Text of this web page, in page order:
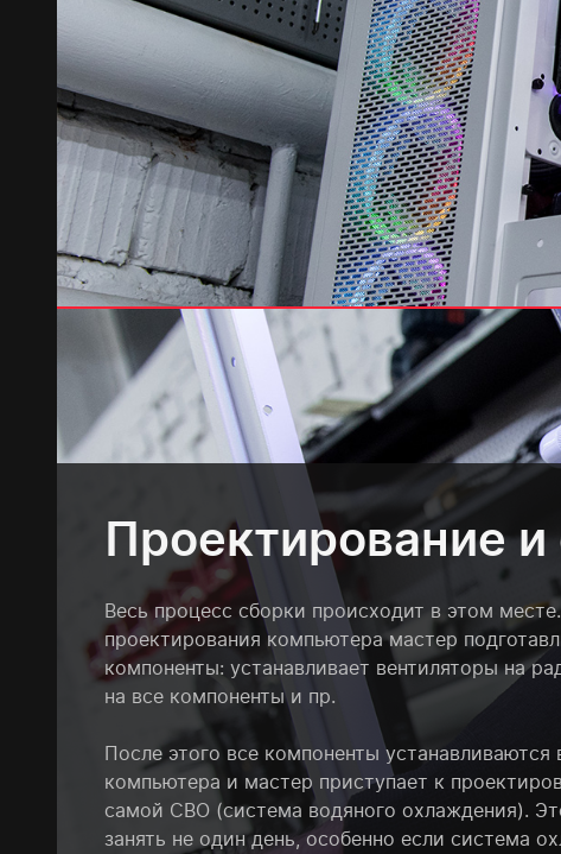
Проектирование и
Весь процесс сборки происходит в этом
проектирования компьютера мастер
компоненты: устанавливает вентиляторы на
на все компоненты и пр.
После этого все компоненты устанавливаются
компьютера и мастер приступает к
самой СВО (система водяного охлаждения).
занять не один день, особенно если система